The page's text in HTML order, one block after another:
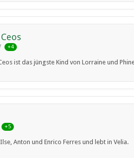
+4
ist das jüngste Kind von Lorraine und
+5
Anton und Enrico Ferres und lebt in Velia.